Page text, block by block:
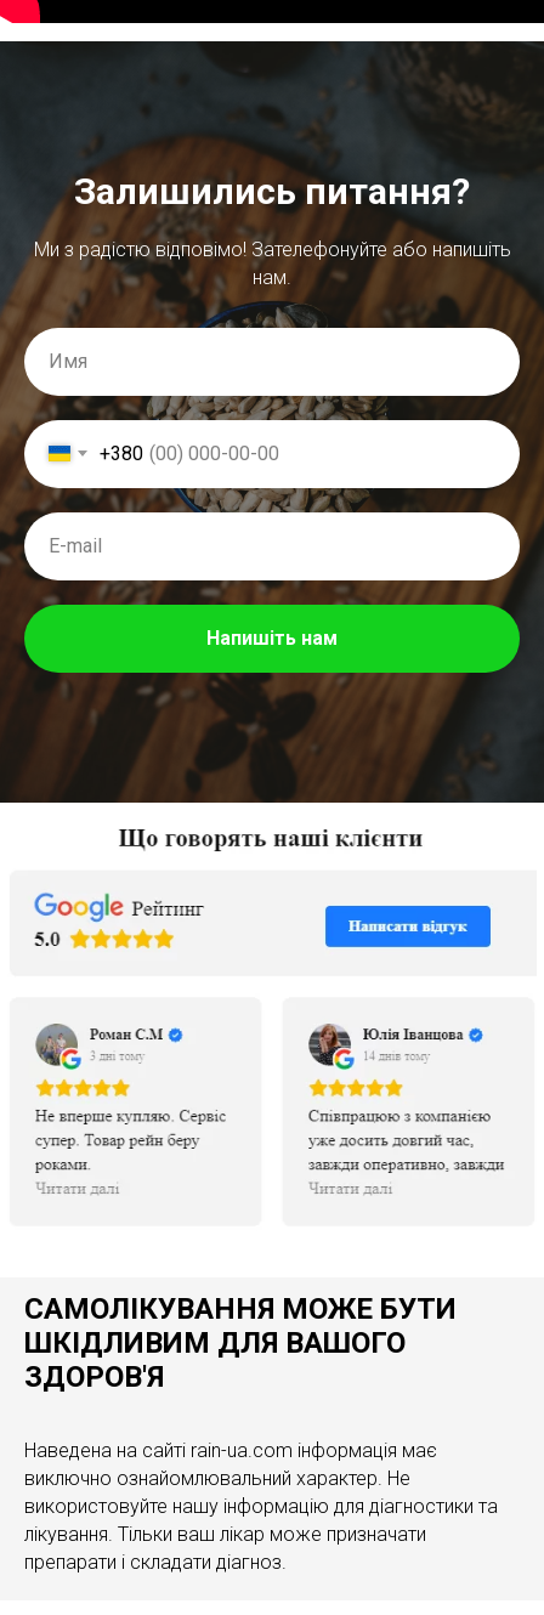
Залишились питання?
Ми з радістю відповімо! Зателефонуйте або напишіть
нам.
+380
Напишіть нам
САМОЛІКУВАННЯ МОЖЕ БУТИ
ШКІДЛИВИМ ДЛЯ ВАШОГО
ЗДОРОВ'Я
Наведена на сайті rain-ua.com інформація має
виключно ознайомлювальний характер. Не
використовуйте нашу інформацію для діагностики та
лікування. Тільки ваш лікар може призначати
препарати і складати діагноз.